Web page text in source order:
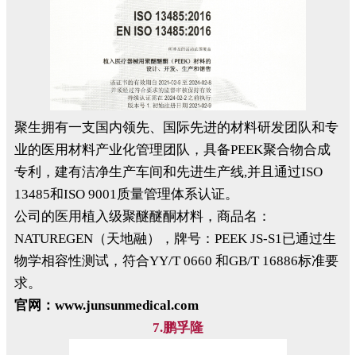
聚生拥有一支国内领先、国际先进的材料研发团队和专
业的医用材料产业化管理团队，具备PEEK聚合物合成
专利，建有洁净生产车间和先进生产线,并且通过ISO
13485和ISO 9001质量管理体系认证。
公司的医用植入级聚醚醚酮材料，商品名：
NATUREGEN（天地融），牌号：PEEK JS-S1已通过生
物学相容性测试，符合YY/T 0660 和GB/T 16886标准要
求。
官网：www.junsunmedical.com
7.鹏孚隆